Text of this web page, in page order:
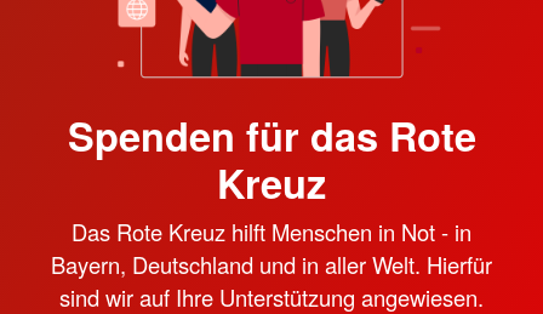
Spenden für das Rote
Kreuz
Das Rote Kreuz hilft Menschen in Not - in
Bayern, Deutschland und in aller Welt. Hierfür
sind wir auf Ihre Unterstützung angewiesen.